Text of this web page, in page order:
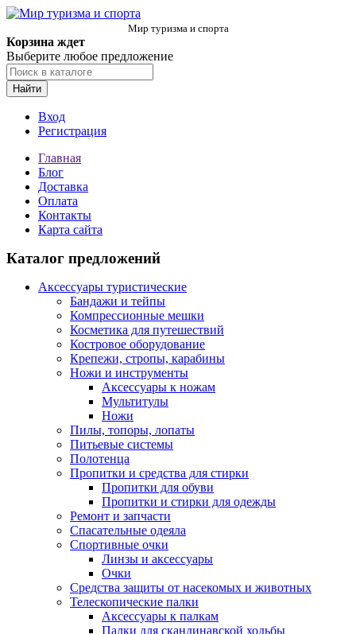
Мир туризма и спорта
Корзина ждет
Выберите любое предложение
Найти
Вход
Регистрация
Главная
Блог
Доставка
Оплата
Контакты
Карта сайта
Каталог предложений
Аксессуары туристические
Бандажи и тейпы
Компрессионные мешки
Косметика для путешествий
Костровое оборудование
Крепежи, стропы, карабины
Ножи и инструменты
Аксессуары к ножам
Мультитулы
Ножи
Пилы, топоры, лопаты
Питьевые системы
Полотенца
Пропитки и средства для стирки
Пропитки для обуви
Пропитки и стирки для одежды
Ремонт и запчасти
Спасательные одеяла
Спортивные очки
Линзы и аксессуары
Очки
Средства защиты от насекомых и животных
Телескопические палки
Аксессуары к палкам
Палки для скандинавской ходьбы